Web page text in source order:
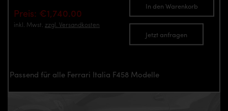
Preis: €1,740.00
inkl. Mwst. zzgl. Versandkosten
In den Warenkorb
Jetzt anfragen
Passend für alle Ferrari Italia F458 Modelle